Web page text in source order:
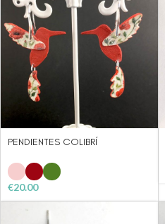
PENDIENTES COLIBRÍ
€20.00